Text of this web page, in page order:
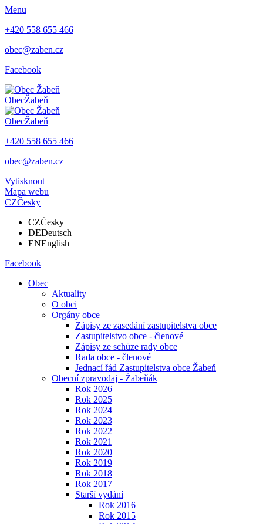
Menu
+420 558 655 466
obec@zaben.cz
Facebook
ObecŽabeň
ObecŽabeň
+420 558 655 466
obec@zaben.cz
Vytisknout
Mapa webu
CZČesky
CZČesky
DEDeutsch
ENEnglish
Facebook
Obec
Aktuality
O obci
Orgány obce
Zápisy ze zasedání zastupitelstva obce
Zastupitelstvo obce - členové
Zápisy ze schůze rady obce
Rada obce - členové
Jednací řád Zastupitelstva obce Žabeň
Obecní zpravodaj - Žabeňák
Rok 2026
Rok 2025
Rok 2024
Rok 2023
Rok 2022
Rok 2021
Rok 2020
Rok 2019
Rok 2018
Rok 2017
Starší vydání
Rok 2016
Rok 2015